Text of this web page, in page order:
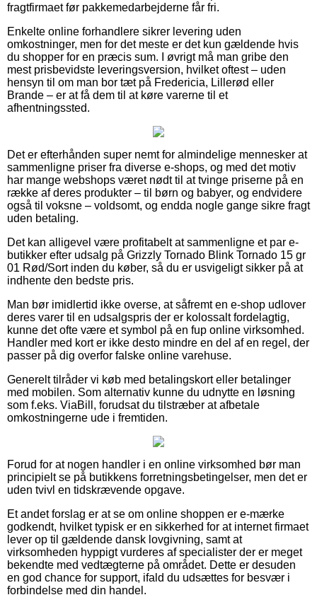
fragtfirmaet før pakkemedarbejderne får fri.
Enkelte online forhandlere sikrer levering uden
omkostninger, men for det meste er det kun gældende hvis
du shopper for en præcis sum. I øvrigt må man gribe den
mest prisbevidste leveringsversion, hvilket oftest – uden
hensyn til om man bor tæt på Fredericia, Lillerød eller
Brande – er at få dem til at køre varerne til et
afhentningssted.
Det er efterhånden super nemt for almindelige mennesker at
sammenligne priser fra diverse e-shops, og med det motiv
har mange webshops været nødt til at tvinge priserne på en
række af deres produkter – til børn og babyer, og endvidere
også til voksne – voldsomt, og endda nogle gange sikre fragt
uden betaling.
Det kan alligevel være profitabelt at sammenligne et par e-
butikker efter udsalg på Grizzly Tornado Blink Tornado 15 gr
01 Rød/Sort inden du køber, så du er usvigeligt sikker på at
indhente den bedste pris.
Man bør imidlertid ikke overse, at såfremt en e-shop udlover
deres varer til en udsalgspris der er kolossalt fordelagtig,
kunne det ofte være et symbol på en fup online virksomhed.
Handler med kort er ikke desto mindre en del af en regel, der
passer på dig overfor falske online varehuse.
Generelt tilråder vi køb med betalingskort eller betalinger
med mobilen. Som alternativ kunne du udnytte en løsning
som f.eks. ViaBill, forudsat du tilstræber at afbetale
omkostningerne ude i fremtiden.
Forud for at nogen handler i en online virksomhed bør man
principielt se på butikkens forretningsbetingelser, men det er
uden tvivl en tidskrævende opgave.
Et andet forslag er at se om online shoppen er e-mærke
godkendt, hvilket typisk er en sikkerhed for at internet firmaet
lever op til gældende dansk lovgivning, samt at
virksomheden hyppigt vurderes af specialister der er meget
bekendte med vedtægterne på området. Dette er desuden
en god chance for support, ifald du udsættes for besvær i
forbindelse med din handel.